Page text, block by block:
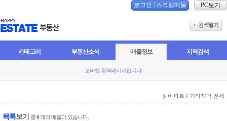
로그인 스크랩매물 PC보기
카테고리 부동산소식 매물정보 지역검색
모바일 검색페이지입니다.
아파트 I 기타지역 전세
목록보기 총0 개의 매물이 있습니다.